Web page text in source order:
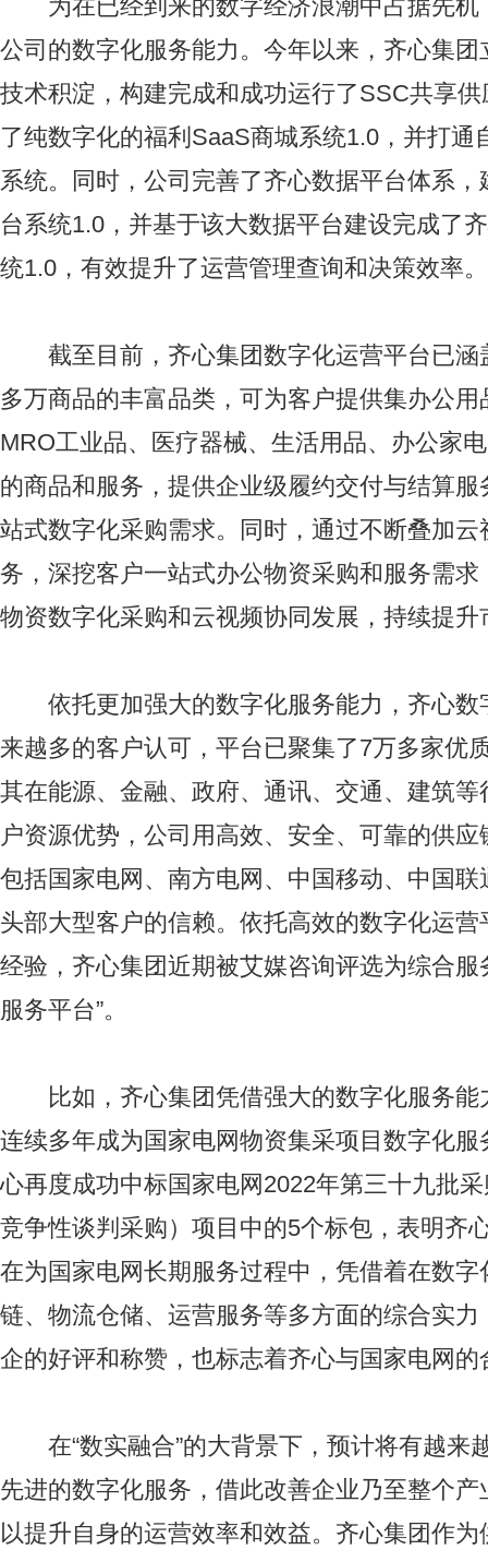
为在已经到来的数字经济浪潮中占据先机
公司的数字化服务能力。今年以来，齐心集
技术积淀，构建完成和成功运行了SSC共享
了纯数字化的福利SaaS商城系统1.0，并打通
系统。同时，公司完善了齐心数据平台体系
台系统1.0，并基于该大数据平台建设完成了
统1.0，有效提升了运营管理查询和决策效率。
截至目前，齐心集团数字化运营平台已涵
多万商品的丰富品类，可为客户提供集办公
MRO工业品、医疗器械、生活用品、办公家
的商品和服务，提供企业级履约交付与结算
站式数字化采购需求。同时，通过不断叠加
务，深挖客户一站式办公物资采购和服务需
物资数字化采购和云视频协同发展，持续提升
依托更加强大的数字化服务能力，齐心数
来越多的客户认可，平台已聚集了7万多家优
其在能源、金融、政府、通讯、交通、建筑
户资源优势，公司用高效、安全、可靠的供
包括国家电网、南方电网、中国移动、中国
头部大型客户的信赖。依托高效的数字化运
经验，齐心集团近期被艾媒咨询评选为综合服
服务平台”。
比如，齐心集团凭借强大的数字化服务能
连续多年成为国家电网物资集采项目数字化
心再度成功中标国家电网2022年第三十九批
竞争性谈判采购）项目中的5个标包，表明齐
在为国家电网长期服务过程中，凭借着在数
链、物流仓储、运营服务等多方面的综合实
企的好评和称赞，也标志着齐心与国家电网
在“数实融合”的大背景下，预计将有越来
先进的数字化服务，借此改善企业乃至整个
以提升自身的运营效率和效益。齐心集团作